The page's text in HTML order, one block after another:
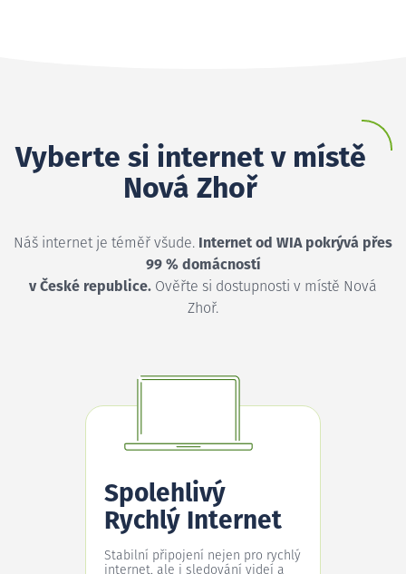
Vyberte si internet v místě
Nová Zhoř
Náš internet je téměř všude. Internet od WIA pokrývá přes
99 % domácností
v České republice. Ověřte si dostupnosti v místě Nová
Zhoř.
Spolehlivý
Rychlý Internet
Stabilní připojení nejen pro rychlý
internet, ale i sledování videí a